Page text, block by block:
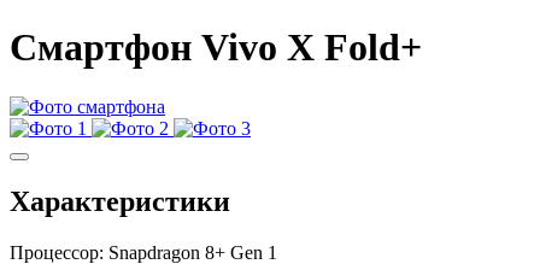
Смартфон Vivo X Fold+
Характеристики
Процессор: Snapdragon 8+ Gen 1